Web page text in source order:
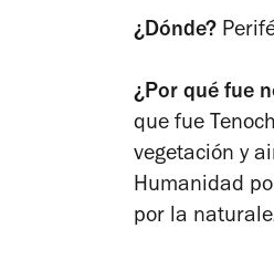
¿Dónde?
¿Por qué fue
que fue
vegetación y
Humanidad
por la